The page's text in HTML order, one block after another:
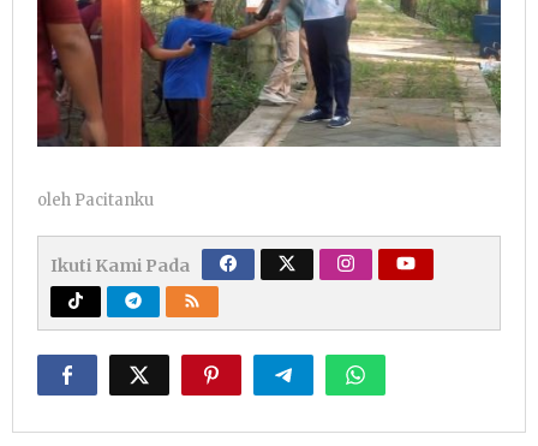
oleh Pacitanku
Ikuti Kami Pada